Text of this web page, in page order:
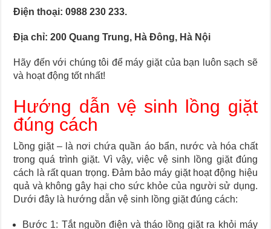
Điện thoại: 0988 230 233.
Địa chỉ: 200 Quang Trung, Hà Đông, Hà Nội
Hãy đến với chúng tôi để máy giặt của bạn luôn sạch sẽ
và hoạt động tốt nhất!
Hướng dẫn vệ sinh lồng giặt
đúng cách
Lồng giặt – là nơi chứa quần áo bẩn, nước và hóa chất
trong quá trình giặt. Vì vậy, việc vệ sinh lồng giặt đúng
cách là rất quan trọng. Đảm bảo máy giặt hoạt động hiệu
quả và không gây hại cho sức khỏe của người sử dụng.
Dưới đây là hướng dẫn vệ sinh lồng giặt đúng cách:
Bước 1: Tắt nguồn điện và tháo lồng giặt ra khỏi máy